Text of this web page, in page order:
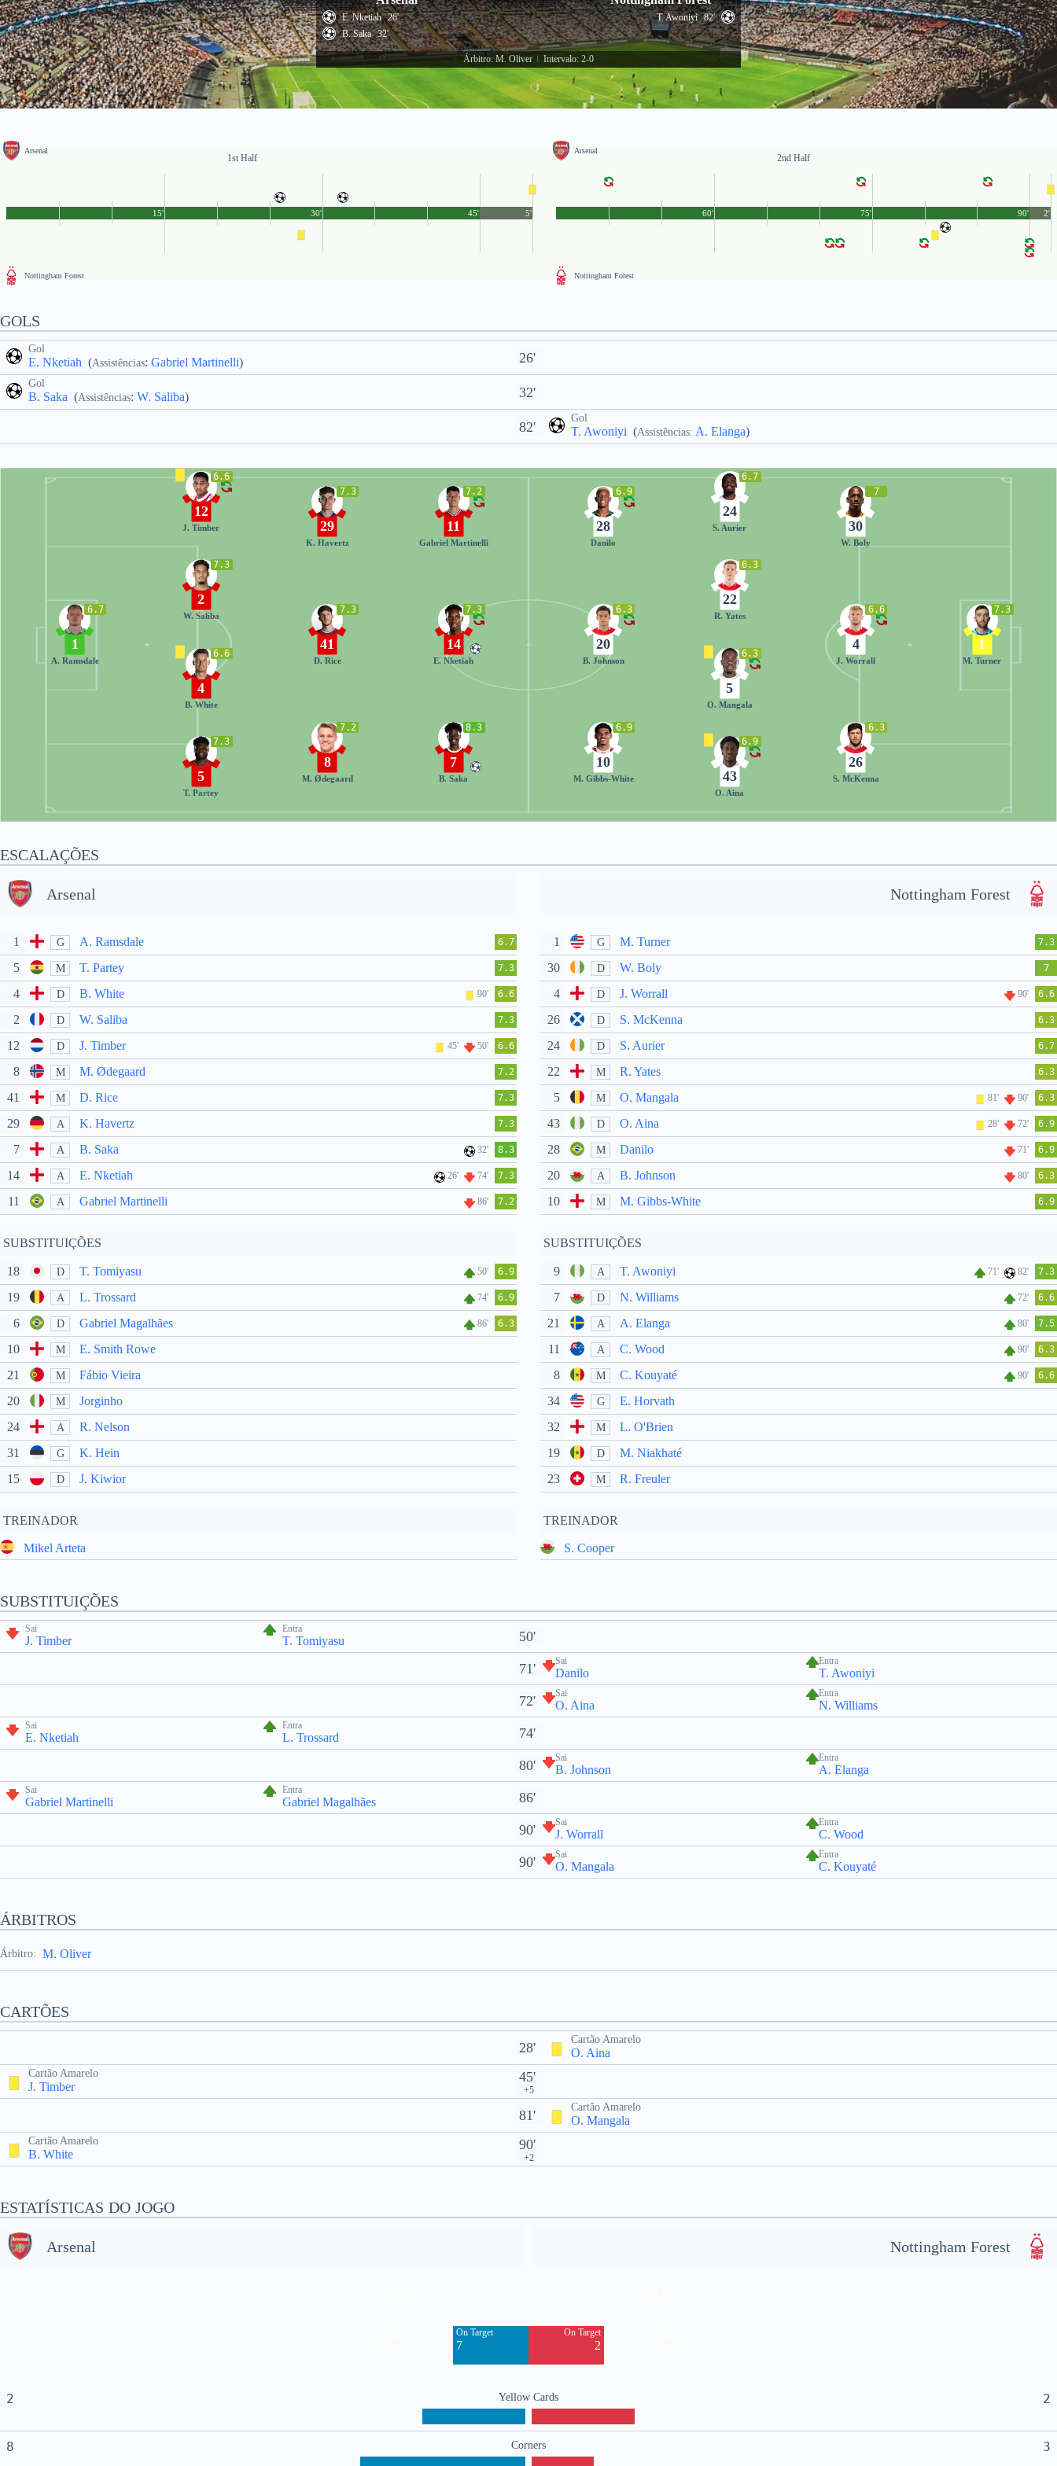
E. Nketiah 26'
B. Saka 32'
T. Awoniyi 82'
Árbitro: M. Oliver Intervalo: 2-0
Arsenal
1st Half
Nottingham Forest
45'
15' 30' 5'
Arsenal
2nd Half
Nottingham Forest
90'
60' 75' 2'
GOLS
Gol
E. Nketiah (Assistências: Gabriel Martinelli) 26'
Gol
B. Saka (Assistências: W. Saliba) 32'
82'
Gol
T. Awoniyi (Assistências: A. Elanga)
6.7
1
A. Ramsdale
6.6
12
J. Timber
7.3
2
W. Saliba
6.6
4
B. White
7.3
5
T. Partey
7.3
29
K. Havertz
7.3
41
D. Rice
7.2
8
M. Ødegaard
7.2
11
Gabriel Martinelli
7.3
14
E. Nketiah
8.3
7
B. Saka
7.3
1
M. Turner
6.3
26
S. McKenna
6.6
4
J. Worrall
7
30
W. Boly
6.9
43
O. Aina
6.3
5
O. Mangala
6.3
22
R. Yates
6.7
24
S. Aurier
6.9
10
M. Gibbs-White
6.3
20
B. Johnson
6.9
28
Danilo
ESCALAÇÕES
Arsenal
1 G A. Ramsdale 6.7
5 M T. Partey 7.3
4 D B. White 90' 6.6
2 D W. Saliba 7.3
12 D J. Timber 45' 50' 6.6
8 M M. Ødegaard 7.2
41 M D. Rice 7.3
29 A K. Havertz 7.3
7 A B. Saka 32' 8.3
14 A E. Nketiah 26' 74' 7.3
11 A Gabriel Martinelli 86' 7.2
SUBSTITUIÇÕES
18 D T. Tomiyasu 50' 6.9
19 A L. Trossard 74' 6.9
6 D Gabriel Magalhães 86' 6.3
10 M
E. Smith Rowe
21
M
Fábio Vieira
20
M
Jorginho
24
A
R. Nelson
31
G
K. Hein
15
D J. Kiwior
TREINADOR
Mikel Arteta
Nottingham Forest
1 G M. Turner 7.3
30 D W. Boly 7
4 D J. Worrall 90' 6.6
26 D S. McKenna 6.3
24 D S. Aurier 6.7
22 M R. Yates 6.3
5 M O. Mangala 81' 90' 6.3
43 D O. Aina 28' 72' 6.9
28 M Danilo 71' 6.9
20 A B. Johnson 80' 6.3
10 M M. Gibbs-White 6.9
SUBSTITUIÇÕES
9 A T. Awoniyi 71' 82' 7.3
7 D N. Williams 72' 6.6
21 A A. Elanga 80' 7.5
11 A C. Wood 90' 6.3
8 M C. Kouyaté 90' 6.6
34 G
E. Horvath
32
M
L. O'Brien
19
D
M. Niakhaté
23
M R. Freuler
TREINADOR
S. Cooper
SUBSTITUIÇÕES
Sai
J. Timber
Entra
T. Tomiyasu 50'
71' Sai
Danilo
Entra
T. Awoniyi
72' Sai
O. Aina
Entra
N. Williams
Sai
E. Nketiah
Entra
L. Trossard 74'
80' Sai
B. Johnson
Entra
A. Elanga
Sai
Gabriel Martinelli
Entra
Gabriel Magalhães 86'
90' Sai
J. Worrall
Entra
C. Wood
90' Sai
O. Mangala
Entra
C. Kouyaté
ÁRBITROS
Árbitro: M. Oliver
CARTÕES
28'
Cartão Amarelo
O. Aina
Cartão Amarelo
J. Timber
45'
+5
81'
Cartão Amarelo
O. Mangala
Cartão Amarelo
B. White
90'
+2
ESTATÍSTICAS DO JOGO
Arsenal Nottingham Forest
On Target
7
On Target
2
2 Yellow Cards 2
8 Corners 3